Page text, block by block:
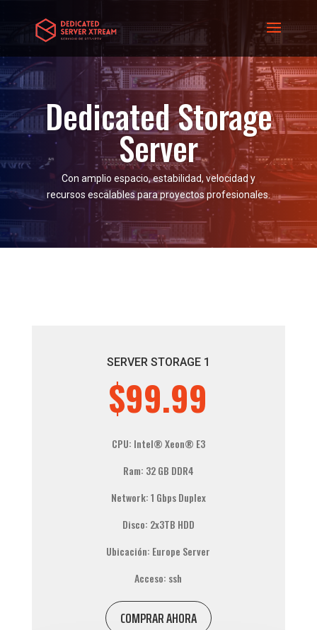
Dedicated Storage
Server
Con amplio espacio, estabilidad, velocidad y
recursos escalables para proyectos profesionales.
SERVER STORAGE 1
$99.99
CPU: Intel® Xeon® E3
Ram: 32 GB DDR4
Network: 1 Gbps Duplex
Disco: 2x3TB HDD
Ubicación: Europe Server
Acceso: ssh
COMPRAR AHORA